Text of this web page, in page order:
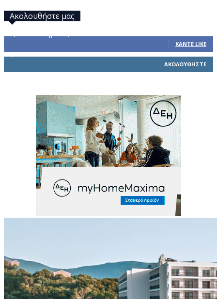
Ακολουθήστε μας
ΚΆΝΤΕ LIKE
ΑΚΟΛΟΥΘΉΣΤΕ